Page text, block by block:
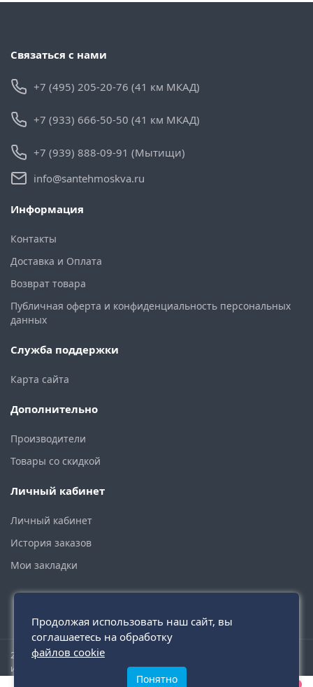
0
Связаться с нами
+7 (495) 205-20-76 (41 км МКАД)
+7 (933) 666-50-50 (41 км МКАД)
+7 (939) 888-09-91 (Мытищи)
info@santehmoskva.ru
Информация
Контакты
Доставка и Оплата
Возврат товара
Публичная оферта и конфиденциальность персональных
данных
Служба поддержки
Карта сайта
Дополнительно
Производители
Товары со скидкой
Личный кабинет
Личный кабинет
История заказов
Мои закладки
2015 - 2026 © santehmoskva.ru — интернет-магазин сантехники
инженерной и бытовой.
Продолжая использовать наш сайт, вы
соглашаетесь на обработку
файлов cookie
Понятно